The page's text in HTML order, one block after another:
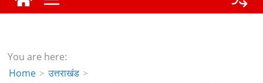
You are here:
Home
उत्तराखंड